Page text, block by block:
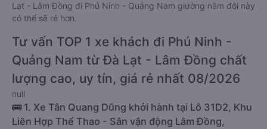
Lạt - Lâm Đồng đi Phú Ninh - Quảng Nam giường nằm đôi này
có thể sẽ rẻ hơn.
Tư vấn TOP 1 xe khách đi Phú Ninh -
Quảng Nam từ Đà Lạt - Lâm Đồng chất
lượng cao, uy tín, giá rẻ nhất 08/2026
null
🚌 1. Xe Tân Quang Dũng khởi hành tại Lô 31D2, Khu
Liên Hợp Thể Thao - Sân vận động Lâm Đồng,